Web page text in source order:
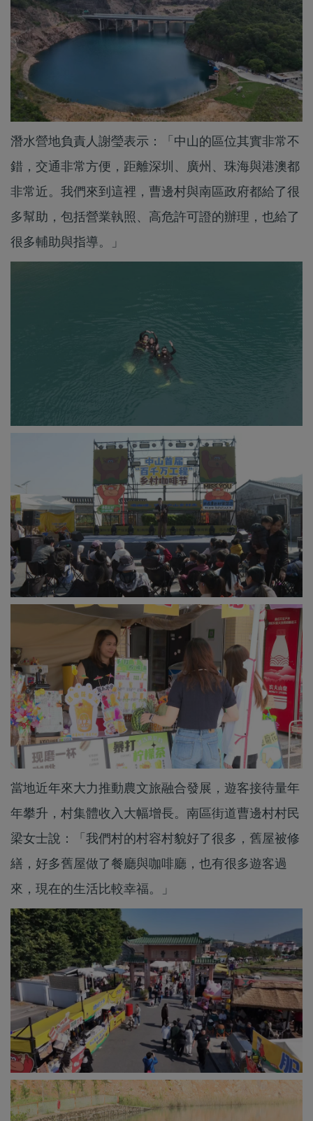
潛水營地負責人謝瑩表示：「中山的區位其實非常不
錯，交通非常方便，距離深圳、廣州、珠海與港澳都
非常近。我們來到這裡，曹邊村與南區政府都給了很
多幫助，包括營業執照、高危許可證的辦理，也給了
很多輔助與指導。」
當地近年來大力推動農文旅融合發展，遊客接待量年
年攀升，村集體收入大幅增長。南區街道曹邊村村民
梁女士說：「我們村的村容村貌好了很多，舊屋被修
繕，好多舊屋做了餐廳與咖啡廳，也有很多遊客過
來，現在的生活比較幸福。」